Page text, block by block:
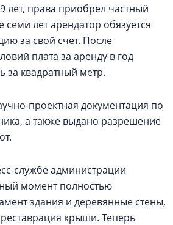
лет, права приобрел частный
семи лет арендатор обязуется
за свой счет. После
плата за аренду в год
за квадратный метр.
проектная документация по
а также выдано разрешение
службе администрации
момент полностью
здания и деревянные стены,
крыши. Теперь